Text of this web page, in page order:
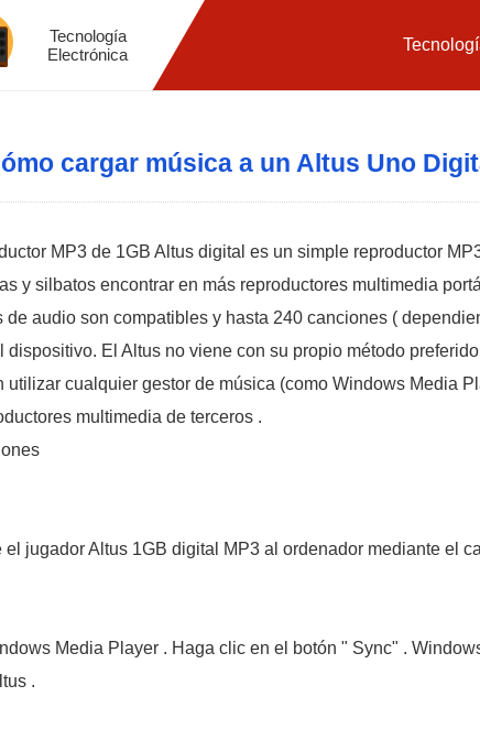
Tecnología
Electrónica
cargar música a un Altus Uno
MP3 de 1GB Altus digital es un simple reproductor
y silbatos encontrar en más reproductores multimedia
de audio son compatibles y hasta 240 canciones (
dispositivo. El Altus no viene con su propio método
utilizar cualquier gestor de música (como Windows Media
multimedia de terceros .
el jugador Altus 1GB digital MP3 al ordenador mediante el
Media Player . Haga clic en el botón " Sync" .
.